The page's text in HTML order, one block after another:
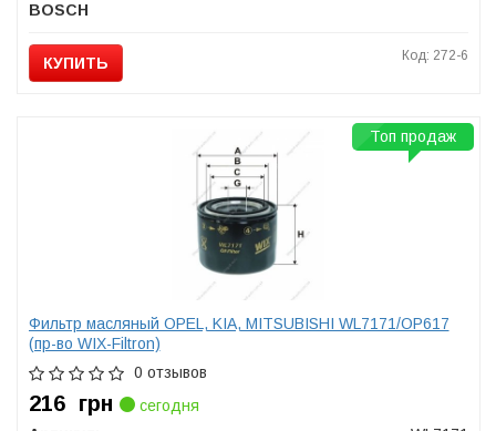
BOSCH
КУПИТЬ Код: 272-6
Фильтр масляный OPEL, KIA, MITSUBISHI WL7171/OP617
(пр-во WIX-Filtron)
0 отзывов
216 грн
сегодня
Топ продаж